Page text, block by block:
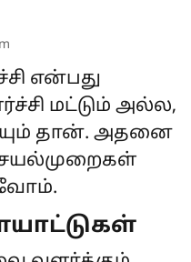
என்பது
மட்டும் அல்ல,
தான். அதனை